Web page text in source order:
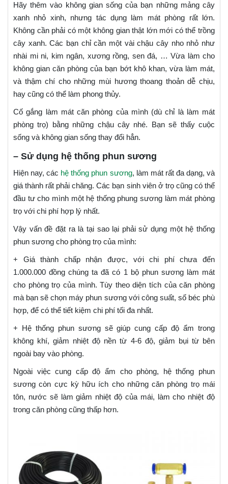
Hãy thêm vào không gian sống của bạn những mảng cây
xanh nhỏ xinh, nhưng tác dụng làm mát phòng rất lớn.
Không cần phải có một không gian thật lớn mới có thể trồng
cây xanh. Các bạn chỉ cần một vài chậu cây nho nhỏ như
nhài mi ni, kim ngân, xương rồng, sen đá, … Vừa làm cho
không gian căn phòng của bạn bớt khô khan, vừa làm mát,
và thậm chí cho những mùi hương thoang thoản dễ chịu,
hay cũng có thể làm phong thủy.
Cố gắng làm mát căn phòng của mình (dù chỉ là làm mát
phòng trọ) bằng những chậu cây nhé. Bạn sẽ thấy cuộc
sống và không gian sống thay đổi hẳn.
– Sử dụng hệ thống phun sương
Hiện nay, các hệ thống phun sương, làm mát rất đa dạng, và
giá thành rất phải chăng. Các bạn sinh viên ở trọ cũng có thể
đầu tư cho mình một hệ thống phung sương làm mát phòng
trọ với chi phí hợp lý nhất.
Vậy vấn đề đặt ra là tại sao lại phải sử dụng một hệ thống
phun sương cho phòng trọ của mình:
+ Giá thành chấp nhận được, với chi phí chưa đến
1.000.000 đồng chúng ta đã có 1 bộ phun sương làm mát
cho phòng trọ của mình. Tùy theo diện tích của căn phòng
mà bạn sẽ chọn máy phun sương với công suất, số béc phù
hợp, để có thể tiết kiệm chi phí tối đa nhất.
+ Hệ thống phun sương sẽ giúp cung cấp độ ẩm trong
không khí, giảm nhiệt độ nền từ 4-6 độ, giảm bụi từ bên
ngoài bay vào phòng.
Ngoài việc cung cấp độ ẩm cho phòng, hệ thống phun
sương còn cực kỳ hữu ích cho những căn phòng trọ mái
tôn, nước sẽ làm giảm nhiệt độ của mái, làm cho nhiệt độ
trong căn phòng cũng thấp hơn.